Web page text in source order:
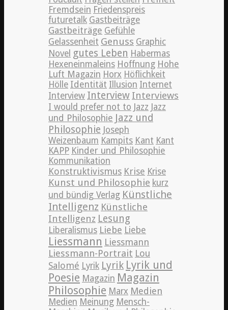
Fremdsein Friedenspreis
futuretalk Gastbeiträge
Gastbeiträge Gefühle
Gelassenheit Genuss Graphic
Novel gutes Leben Habermas
Hexeneinmaleins Hoffnung Hohe
Luft Magazin Horx Höflichkeit
Hölle Identität Illusion Internet
Interview Interview Interviews
I would prefer not to Jazz Jazz
und Philosophie Jazz und
Philosophie Joseph
Weizenbaum Kampits Kant Kant
KAPP Kinder und Philosophie
Kommunikation
Konstruktivismus Krise Krise
Kunst und Philosophie kurz
und bündig Verlag Künstliche
Intelligenz Künstliche
Intelligenz Lesung
Liberalismus Liebe Liebe
Liessmann Liessmann
Liessmann-Portrait Lou
Salomé Lyrik Lyrik Lyrik und
Poesie Magazin Magazin
Philosophie Marx Medien
Medien Meinung Mensch-